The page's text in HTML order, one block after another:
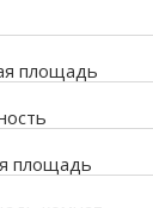
площадь
площадь